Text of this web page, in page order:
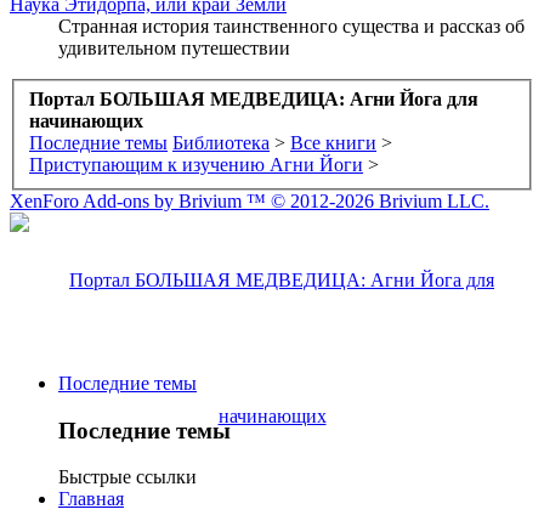
Наука Этидорпа, или край Земли
Странная история таинственного существа и рассказ об
удивительном путешествии
Портал БОЛЬШАЯ МЕДВЕДИЦА: Агни Йога для
начинающих
Последние темы Библиотека > Все книги >
Приступающим к изучению Агни Йоги >
XenForo Add-ons by Brivium ™ © 2012-2026 Brivium LLC.
Последние темы
Последние темы
Быстрые ссылки
Главная